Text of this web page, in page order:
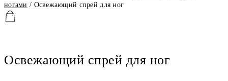
ногами / Освежающий спрей для ног
Освежающий спрей для ног